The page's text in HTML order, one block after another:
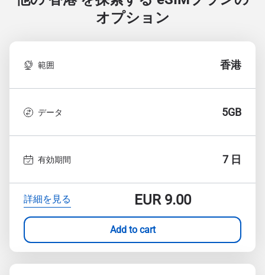
オプション
範囲 香港
データ 5GB
有効期間 7 日
詳細を見る EUR9.00
Add to cart